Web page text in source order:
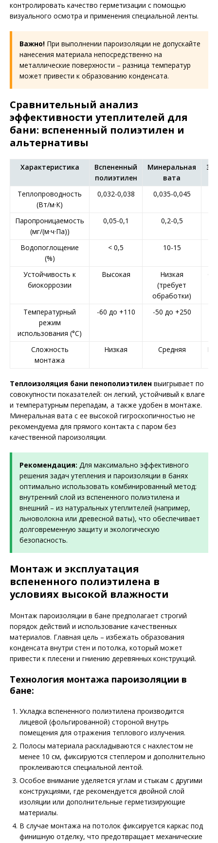
контролировать качество герметизации с помощью
визуального осмотра и применения специальной ленты.
Важно! При выполнении пароизоляции не допускайте
нанесения материала непосредственно на
металлические поверхности – разница температур
может привести к образованию конденсата.
Сравнительный анализ
эффективности утеплителей для
бани: вспененный полиэтилен и
альтернативы
Характеристика
Вспененный
полиэтилен
Минеральная
вата
Теплопроводность
(Вт/м·К)
0,032-0,038 0,035-0,045
Паропроницаемость
(мг/(м·ч·Па))
0,05-0,1 0,2-0,5
Водопоглощение
(%)
< 0,5 10-15
Устойчивость к
биокоррозии
Высокая
Низкая
(требует
обработки)
Температурный
режим
использования (°C)
-60 до +110 -50 до +250
Сложность
монтажа
Низкая Средняя
Теплоизоляция бани пенополиэтилен выигрывает по
совокупности показателей: он легкий, устойчивый к влаге
и температурным перепадам, а также удобен в монтаже.
Минеральная вата с ее высокой гигроскопичностью не
рекомендуема для прямого контакта с паром без
качественной пароизоляции.
Рекомендация: Для максимально эффективного
решения задач утепления и пароизоляции в банях
оптимально использовать комбинированный метод:
внутренний слой из вспененного полиэтилена и
внешний – из натуральных утеплителей (например,
льноволокна или древесной ваты), что обеспечивает
долговременную защиту и экологическую
безопасность.
Монтаж и эксплуатация
вспененного полиэтилена в
условиях высокой влажности
Монтаж пароизоляции в бане предполагает строгий
порядок действий и использование качественных
материалов. Главная цель – избежать образования
конденсата внутри стен и потолка, который может
привести к плесени и гниению деревянных конструкций.
Технология монтажа пароизоляции в
бане:
Укладка вспененного полиэтилена производится
лицевой (фольгированной) стороной внутрь
помещения для отражения теплового излучения.
Полосы материала раскладываются с нахлестом не
менее 10 см, фиксируются степлером и дополнительно
проклеиваются специальной лентой.
Особое внимание уделяется углам и стыкам с другими
конструкциями, где рекомендуется двойной слой
изоляции или дополнительные герметизирующие
материалы.
В случае монтажа на потолок фиксируется каркас под
финишную отделку, что предотвращает механические